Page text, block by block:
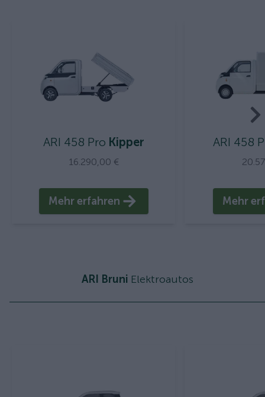
ARI 458 Pro Kipper
16.290,00 €
Mehr erfahren
ARI 458
Mehr
ARI Bruni Elektroautos